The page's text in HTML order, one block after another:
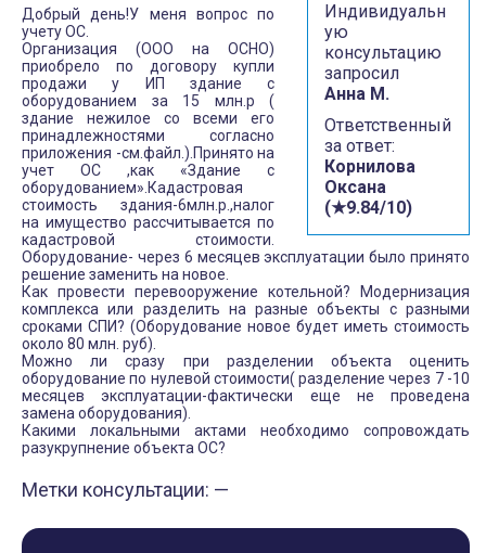
Индивидуальн
ую
консультацию
запросил
Анна М.
Ответственный
за ответ:
Корнилова
Оксана
(★9.84/10)
Добрый день!У меня вопрос по
учету ОС.
Организация (ООО на ОСНО)
приобрело по договору купли
продажи у ИП здание с
оборудованием за 15 млн.р (
здание нежилое со всеми его
принадлежностями согласно
приложения -см.файл.).Принято на
учет ОС ,как «Здание с
оборудованием».Кадастровая
стоимость здания-6млн.р.,налог
на имущество рассчитывается по
кадастровой стоимости.
Оборудование- через 6 месяцев эксплуатации было принято
решение заменить на новое.
Как провести перевооружение котельной? Модернизация
комплекса или разделить на разные объекты с разными
сроками СПИ? (Оборудование новое будет иметь стоимость
около 80 млн. руб).
Можно ли сразу при разделении объекта оценить
оборудование по нулевой стоимости( разделение через 7 -10
месяцев эксплуатации-фактически еще не проведена
замена оборудования).
Какими локальными актами необходимо сопровождать
разукрупнение объекта ОС?
Метки консультации: —